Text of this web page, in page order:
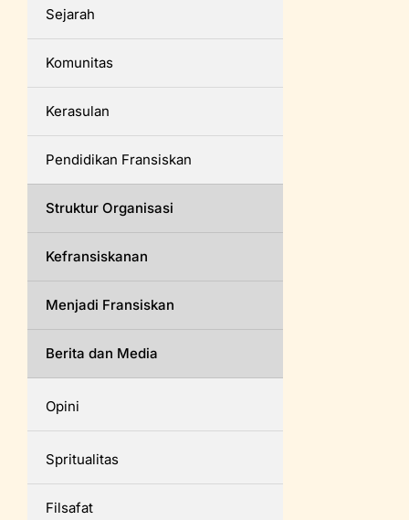
Sejarah
Komunitas
Kerasulan
Pendidikan Fransiskan
Struktur Organisasi
Kefransiskanan
Menjadi Fransiskan
Berita dan Media
Opini
Spritualitas
Filsafat